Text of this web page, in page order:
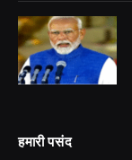
हमारी पसंद